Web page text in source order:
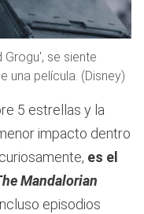
Grogu', se siente
una película. (Disney)
5 estrellas y la
impacto dentro
es el
Mandalorian
episodios